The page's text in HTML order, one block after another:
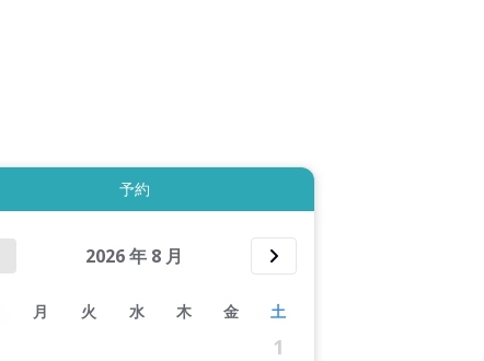
予約
2026年 8 月
月 火 水 木 金 土
1